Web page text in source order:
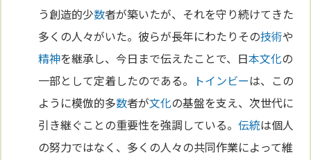
う創造的少数者が築いたが、それを守り続けてきた
多くの人々がいた。彼らが長年にわたりその技術や
精神を継承し、今日まで伝えたことで、日本文化の
一部として定着したのである。
トインビーは、この
ように模倣的多数者が文化の基盤を支え、次世代に
引き継ぐことの重要性を強調している。伝統は個人
の努力ではなく、多くの人々の共同作業によって維